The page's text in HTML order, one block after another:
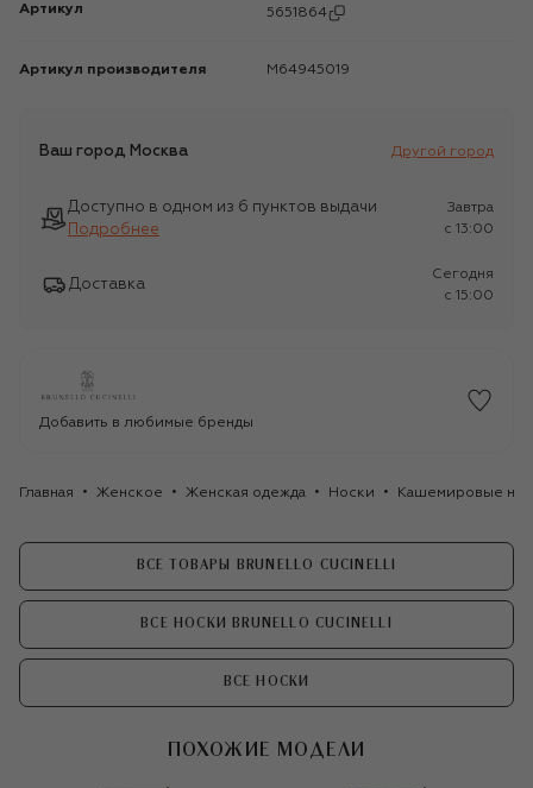
Артикул 5651864
Артикул производителя M64945019
Ваш город Москва Другой город
Доступно в одном из 6 пунктов выдачи
Подробнее
Завтра
c 13:00
Доставка
Сегодня
c 15:00
Добавить в любимые бренды
Главная Женское Женская одежда Носки Кашемировые
ВСЕ ТОВАРЫ BRUNELLO CUCINELLI
ВСЕ НОСКИ BRUNELLO CUCINELLI
ВСЕ НОСКИ
ПОХОЖИЕ МОДЕЛИ